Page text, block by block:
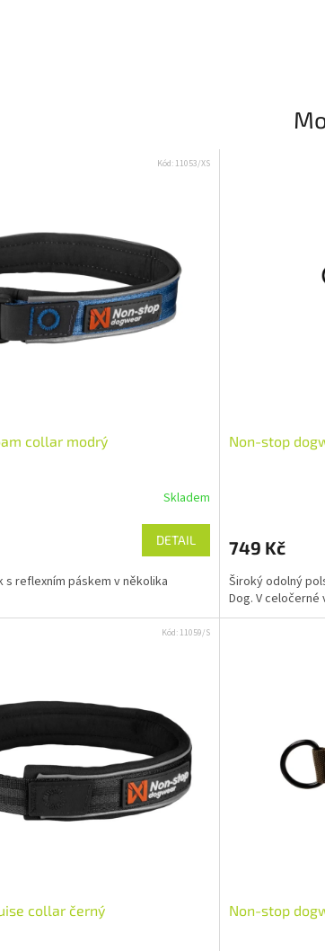
collar modrý
Skladem
DETAIL
reflexním páskem v několika
Kód: 11053/XS
Non-stop
749 Kč
Široký odolný
Dog. V celočerné
collar černý
Kód: 11059/S
Non-stop